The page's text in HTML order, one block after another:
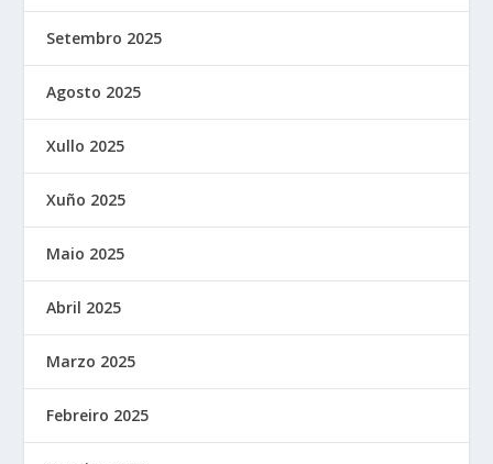
Setembro 2025
Agosto 2025
Xullo 2025
Xuño 2025
Maio 2025
Abril 2025
Marzo 2025
Febreiro 2025